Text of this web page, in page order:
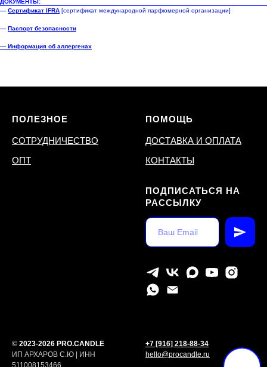
— Сертификат IFRA [сертификат международной парфюмерной организации]
— Паспорт безопасности
— Информация об аллергенах
ПОЛЕЗНОЕ
СОТРУДНИЧЕСТВО
ОПТ
ПОМОЩЬ
ДОСТАВКА И ОПЛАТА
КОНТАКТЫ
ПОДПИСАТЬСЯ НА
РАССЫЛКУ
© 2023-2026 PRO.CANDLE
ИП АРХАРОВ С.Ю | ИНН
511008153466
+7 [916] 218-88-34
hello@procandle.ru